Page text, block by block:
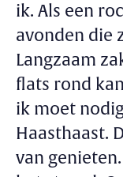
ik. Als een
avonden die
Langzaam
flats rond
ik moet
Haasthaast.
van